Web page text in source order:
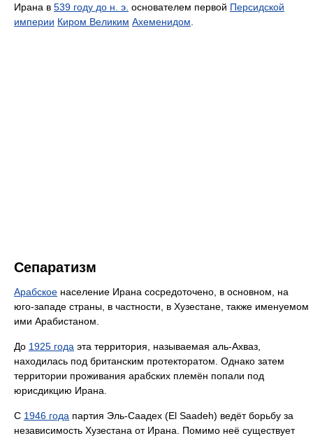
Ирана в 539 году до н. э. основателем первой Персидской
империи Киром Великим Ахеменидом
Сепаратизм
Арабское население Ирана сосредоточено, в основном, на
юго-западе страны, в частности, в Хузестане, также именуемом
ими Арабистаном.
До 1925 года эта территория, называемая аль-Ахваз,
находилась под британским протекторатом. Однако затем
территории проживания арабских племён попали под
юрисдикцию Ирана.
С 1946 года партия Эль-Саадех (El Saadeh) ведёт борьбу за
независимость Хузестана от Ирана. Помимо неё существует